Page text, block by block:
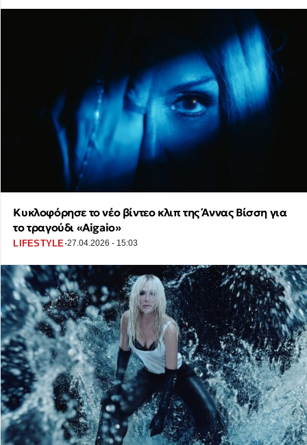
Κυκλοφόρησε το νέο βίντεο κλιπ της Άννας Βίσση για
το τραγούδι «Aigaio»
LIFESTYLE ·27.04.2026 - 15:03